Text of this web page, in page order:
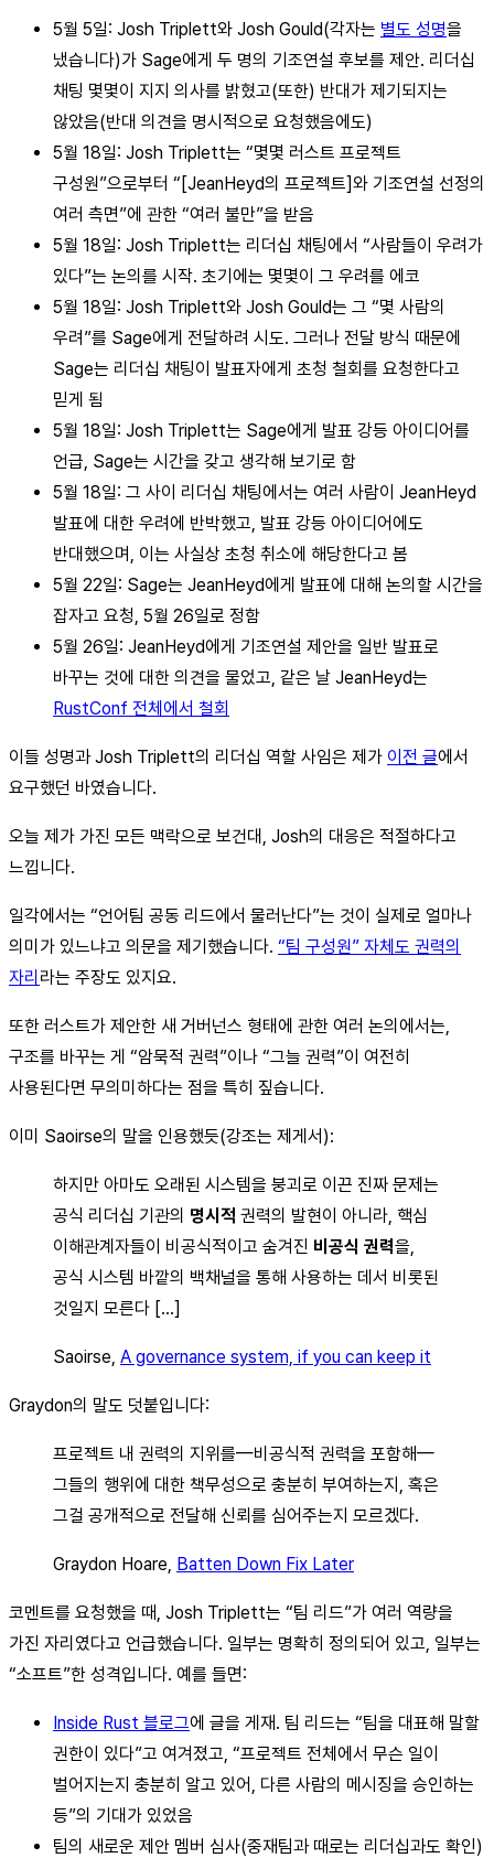
5월 5일: Josh Triplett와 Josh Gould(각자는 별도 성명을
냈습니다)가 Sage에게 두 명의 기조연설 후보를 제안. 리더십
채팅 몇몇이 지지 의사를 밝혔고(또한) 반대가 제기되지는
않았음(반대 의견을 명시적으로 요청했음에도)
5월 18일: Josh Triplett는 “몇몇 러스트 프로젝트
구성원”으로부터 “[JeanHeyd의 프로젝트]와 기조연설 선정의
여러 측면”에 관한 “여러 불만”을 받음
5월 18일: Josh Triplett는 리더십 채팅에서 “사람들이 우려가
있다”는 논의를 시작. 초기에는 몇몇이 그 우려를 에코
5월 18일: Josh Triplett와 Josh Gould는 그 “몇 사람의
우려”를 Sage에게 전달하려 시도. 그러나 전달 방식 때문에
Sage는 리더십 채팅이 발표자에게 초청 철회를 요청한다고
믿게 됨
5월 18일: Josh Triplett는 Sage에게 발표 강등 아이디어를
언급, Sage는 시간을 갖고 생각해 보기로 함
5월 18일: 그 사이 리더십 채팅에서는 여러 사람이 JeanHeyd
발표에 대한 우려에 반박했고, 발표 강등 아이디어에도
반대했으며, 이는 사실상 초청 취소에 해당한다고 봄
5월 22일: Sage는 JeanHeyd에게 발표에 대해 논의할 시간을
잡자고 요청, 5월 26일로 정함
5월 26일: JeanHeyd에게 기조연설 제안을 일반 발표로
바꾸는 것에 대한 의견을 물었고, 같은 날 JeanHeyd는
RustConf 전체에서 철회
이들 성명과 Josh Triplett의 리더십 역할 사임은 제가 이전 글에서
요구했던 바였습니다.
오늘 제가 가진 모든 맥락으로 보건대, Josh의 대응은 적절하다고
느낍니다.
일각에서는 “언어팀 공동 리드에서 물러난다”는 것이 실제로 얼마나
의미가 있느냐고 의문을 제기했습니다. “팀 구성원” 자체도 권력의
자리 라는 주장도 있지요.
또한 러스트가 제안한 새 거버넌스 형태에 관한 여러 논의에서는,
구조를 바꾸는 게 “암묵적 권력”이나 “그늘 권력”이 여전히
사용된다면 무의미하다는 점을 특히 짚습니다.
이미 Saoirse의 말을 인용했듯(강조는 제게서):
하지만 아마도 오래된 시스템을 붕괴로 이끈 진짜 문제는
공식 리더십 기관의 명시적 권력의 발현이 아니라, 핵심
이해관계자들이 비공식적이고 숨겨진 비공식 권력을,
공식 시스템 바깥의 백채널을 통해 사용하는 데서 비롯된
것일지 모른다 […]
Saoirse, A governance system, if you can keep it
Graydon의 말도 덧붙입니다:
프로젝트 내 권력의 지위를—비공식적 권력을 포함해—
그들의 행위에 대한 책무성으로 충분히 부여하는지, 혹은
그걸 공개적으로 전달해 신뢰를 심어주는지 모르겠다.
Graydon Hoare, Batten Down Fix Later
코멘트를 요청했을 때, Josh Triplett는 “팀 리드”가 여러 역량을
가진 자리였다고 언급했습니다. 일부는 명확히 정의되어 있고, 일부는
“소프트”한 성격입니다. 예를 들면:
Inside Rust 블로그에 글을 게재. 팀 리드는 “팀을 대표해 말할
권한이 있다”고 여겨졌고, “프로젝트 전체에서 무슨 일이
벌어지는지 충분히 알고 있어, 다른 사람의 메시징을 승인하는
등”의 기대가 있었음
팀의 새로운 제안 멤버 심사(중재팀과 때로는 리더십과도 확인)